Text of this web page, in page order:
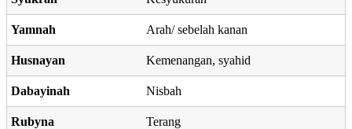
Yamnah Arah/ sebelah kanan
Husnayan Kemenangan, syahid
Dabayinah Nisbah
Rubyna Terang